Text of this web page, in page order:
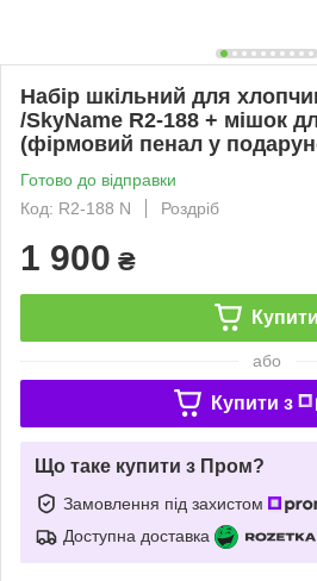
Набір шкільний для
/SkyName R2-188 + мішок
(фірмовий пенал у
Готово до відправки
Код: R2-188 N
Роздріб
1 900 ₴
Купити
або
Купити з
Що таке купити з Пром?
Замовлення під захистом
Доступна доставка